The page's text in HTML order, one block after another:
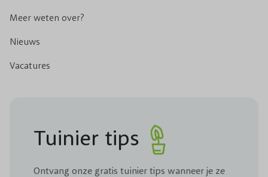
Meer weten over?
Nieuws
Vacatures
Tuinier tips
Ontvang onze gratis tuinier tips wanneer je ze